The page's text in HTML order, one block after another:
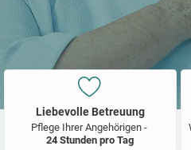
Liebevolle Betreuung
Pflege Ihrer Angehörigen -
24 Stunden pro Tag